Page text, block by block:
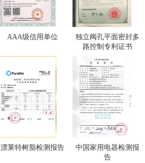
AAA级信用单位
独立阀孔平面密封多
路控制专利证书
漂莱特树脂检测报告
中国家用电器检测报
告